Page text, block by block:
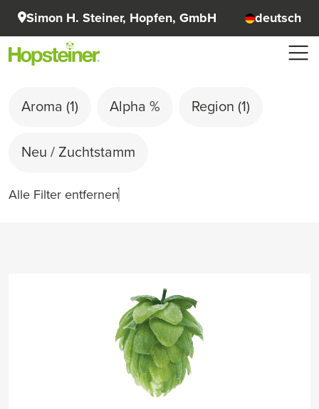
Simon H. Steiner, Hopfen, GmbH deutsch
Aroma (1) Alpha % Region (1)
Neu / Zuchtstamm
Alle Filter entfernen